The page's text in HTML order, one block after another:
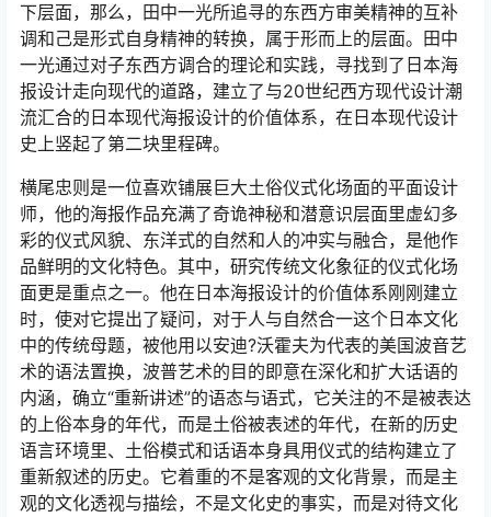
下层面，那么，田中一光所追寻的东西方审美精神的互补
调和己是形式自身精神的转换，属于形而上的层面。田中
一光通过对子东西方调合的理论和实践，寻找到了日本海
报设计走向现代的道路，建立了与20世纪西方现代设计潮
流汇合的日本现代海报设计的价值体系，在日本现代设计
史上竖起了第二块里程碑。
横尾忠则是一位喜欢铺展巨大土俗仪式化场面的平面设计
师，他的海报作品充满了奇诡神秘和潜意识层面里虚幻多
彩的仪式风貌、东洋式的自然和人的冲实与融合，是他作
品鲜明的文化特色。其中，研究传统文化象征的仪式化场
面更是重点之一。他在日本海报设计的价值体系刚刚建立
时，使对它提出了疑问，对于人与自然合一这个日本文化
中的传统母题，被他用以安迪?沃霍夫为代表的美国波音艺
术的语法置换，波普艺术的目的即意在深化和扩大话语的
内涵，确立“重新讲述”的语态与语式，它关注的不是被表达
的上俗本身的年代，而是土俗被表述的年代，在新的历史
语言环境里、土俗模式和话语本身具用仪式的结构建立了
重新叙述的历史。它着重的不是客观的文化背景，而是主
观的文化透视与描绘，不是文化史的事实，而是对待文化